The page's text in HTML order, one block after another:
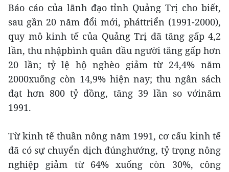
Báo cáo của lãnh đạo tỉnh Quảng Trị cho biết,
sau gần 20 năm đổi mới, pháttriển (1991-2000),
quy mô kinh tế của Quảng Trị đã tăng gấp 4,2
lần, thu nhậpbình quân đầu người tăng gấp hơn
20 lần; tỷ lệ hộ nghèo giảm từ 24,4% năm
2000xuống còn 14,9% hiện nay; thu ngân sách
đạt hơn 800 tỷ đồng, tăng 39 lần so vớinăm
1991.
Từ kinh tế thuần nông năm 1991, cơ cấu kinh tế
đã có sự chuyển dịch đúnghướng, tỷ trọng nông
nghiệp giảm từ 64% xuống còn 30%, công